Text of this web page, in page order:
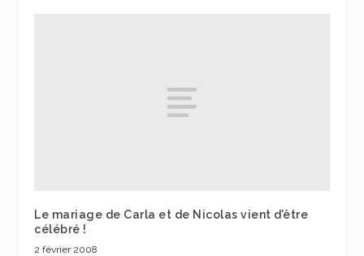
Le mariage de Carla et de Nicolas vient d’être
célébré !
2 février 2008